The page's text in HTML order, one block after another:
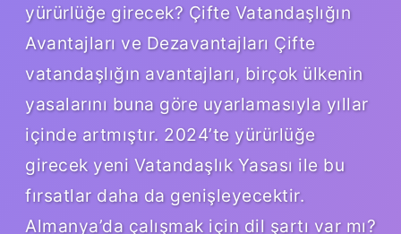
yürürlüğe girecek? Çifte Vatandaşlığın
Avantajları ve Dezavantajları Çifte
vatandaşlığın avantajları, birçok ülkenin
yasalarını buna göre uyarlamasıyla yıllar
içinde artmıştır. 2024’te yürürlüğe
girecek yeni Vatandaşlık Yasası ile bu
fırsatlar daha da genişleyecektir.
Almanya’da çalışmak için dil şartı var mı?